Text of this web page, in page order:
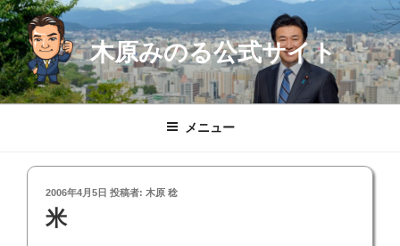
コ
ン
テ
ン
ツ
木原みのる公式サイト
メニュー
投
稿
日:
2006年4月5日 投稿者: 木原 稔
米